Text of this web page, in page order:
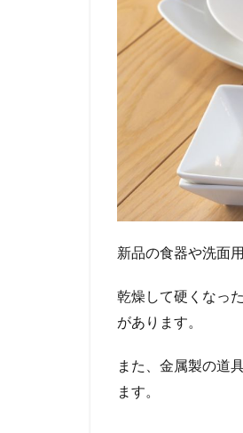
新品の食器や洗面
乾燥して硬くなっ
があります。
また、金属製の道
ます。